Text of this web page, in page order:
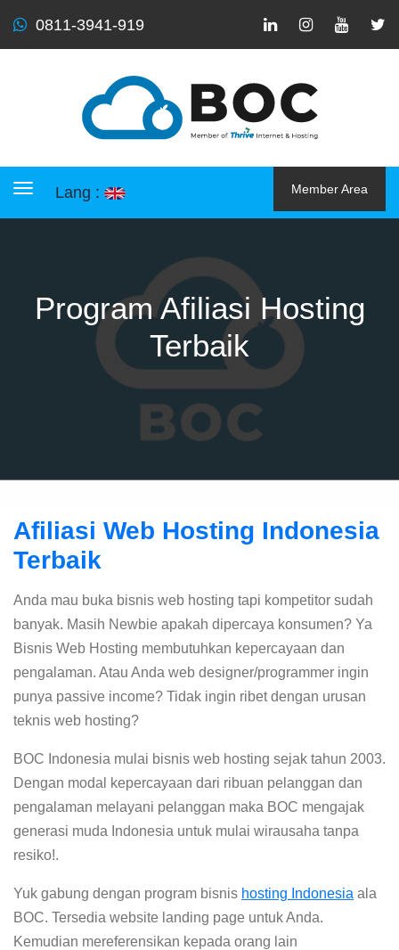
0811-3941-919
Toggle navigation
Lang : Member Area
Program Afiliasi Hosting
Terbaik
Afiliasi Web Hosting Indonesia
Terbaik
Anda mau buka bisnis web hosting tapi kompetitor sudah
banyak. Masih Newbie apakah dipercaya konsumen? Ya
Bisnis Web Hosting membutuhkan kepercayaan dan
pengalaman. Atau Anda web designer/programmer ingin
punya passive income? Tidak ingin ribet dengan urusan
teknis web hosting?
BOC Indonesia mulai bisnis web hosting sejak tahun 2003.
Dengan modal kepercayaan dari ribuan pelanggan dan
pengalaman melayani pelanggan maka BOC mengajak
generasi muda Indonesia untuk mulai wirausaha tanpa
resiko!.
Yuk gabung dengan program bisnis hosting Indonesia ala
BOC. Tersedia website landing page untuk Anda.
Kemudian mereferensikan kepada orang lain